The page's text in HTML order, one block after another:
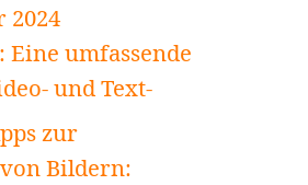
2024
umfassende
und Text-
zur
Bildern: